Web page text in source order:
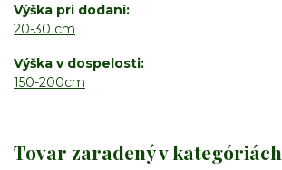
Výška pri dodaní
20-30 cm
Výška v dospelosti
150-200cm
Tovar zaradený v kategóriách